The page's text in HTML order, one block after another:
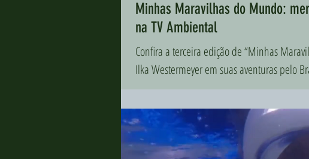
Minhas Maravilhas do Mundo:
na TV Ambiental
Confira a terceira edição de “Minhas
Ilka Westermeyer em suas aventuras pelo